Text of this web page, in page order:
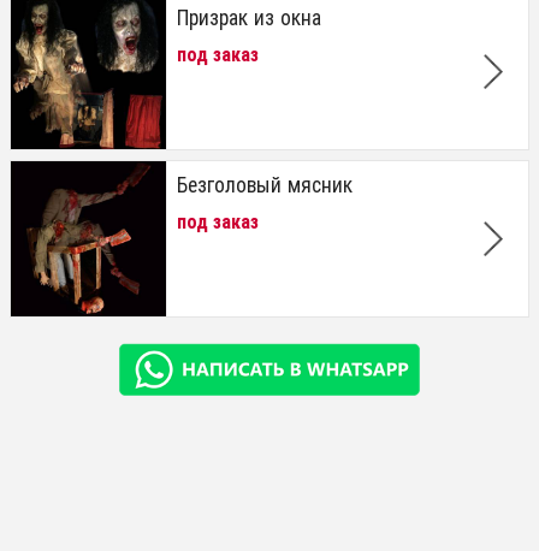
Призрак из окна
под заказ
Безголовый мясник
под заказ